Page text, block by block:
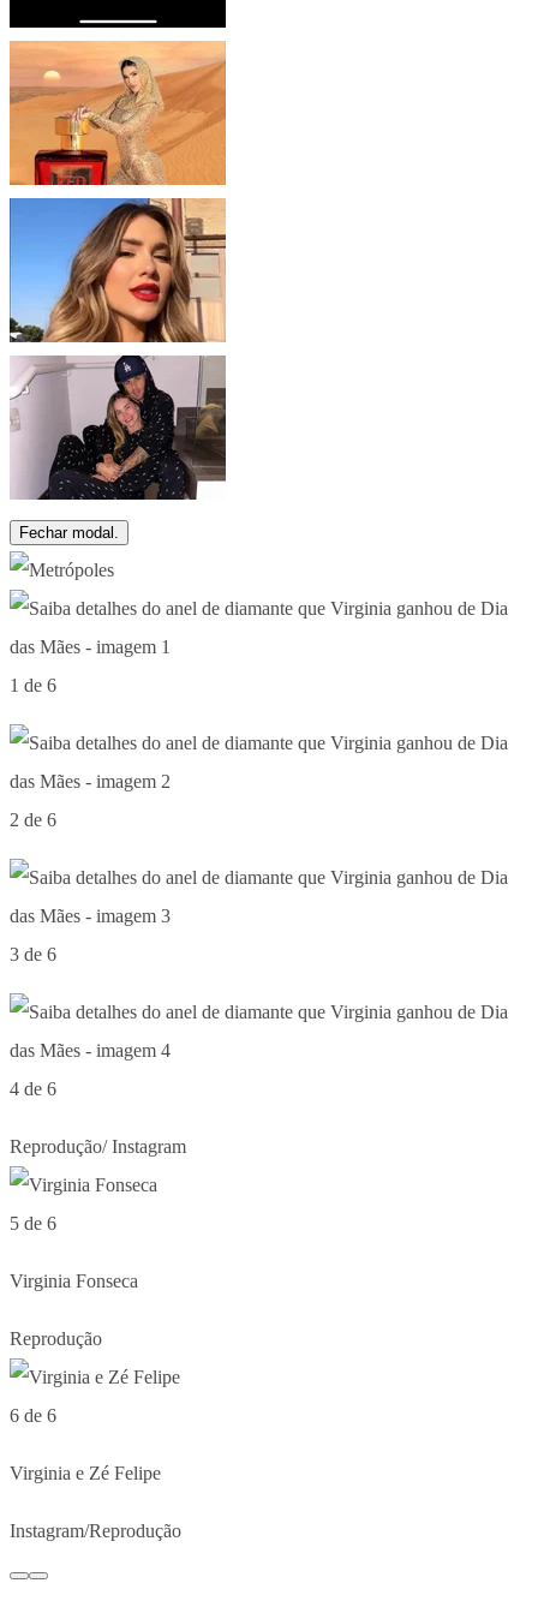
Fechar modal.
1 de 6
2 de 6
3 de 6
4 de 6
Reprodução/ Instagram
5 de 6
Virginia Fonseca
Reprodução
6 de 6
Virginia e Zé Felipe
Instagram/Reprodução